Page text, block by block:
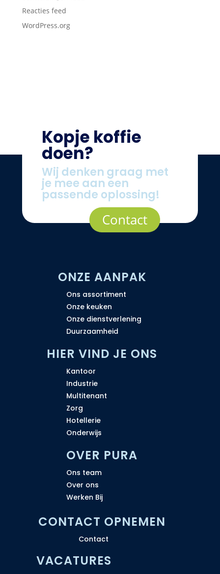
Reacties feed
WordPress.org
Kopje koffie
doen?
Wij denken graag met
je mee aan een
passende oplossing!
Contact
ONZE AANPAK
Ons assortiment
Onze keuken
Onze dienstverlening
Duurzaamheid
HIER VIND JE ONS
Kantoor
Industrie
Multitenant
Zorg
Hotellerie
Onderwijs
OVER PURA
Ons team
Over ons
Werken Bij
CONTACT OPNEMEN
Contact
VACATURES